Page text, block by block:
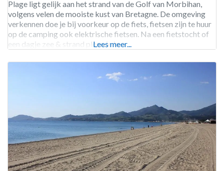
Plage ligt gelijk aan het strand van de Golf van Morbihan,
volgens velen de mooiste kust van Bretagne. De omgeving
verkennen doe je bij voorkeur op de fiets, fietsen zijn te huur
op de camping ook elektrische fietsen. Na een fietstocht of
een dagje zee & strand plons je in
Lees meer...